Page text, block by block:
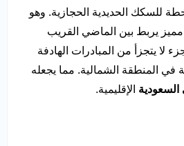
للسكك الحديدية الحجازية. وهو
يربط بين الماضي القريب
لا يتجزأ من المبادرات الهادفة
في المنطقة الشمالية. مما يجعله
الإقليمية.